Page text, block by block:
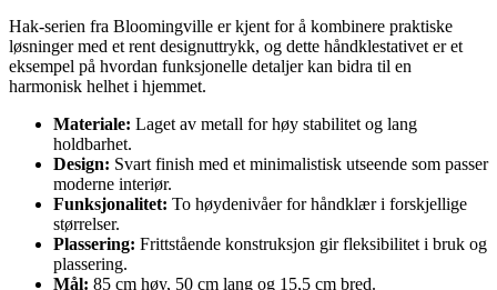
Hak-serien fra Bloomingville er kjent for å kombinere praktiske
løsninger med et rent designuttrykk, og dette håndklestativet er et
eksempel på hvordan funksjonelle detaljer kan bidra til en
harmonisk helhet i hjemmet.
Materiale: Laget av metall for høy stabilitet og lang
holdbarhet.
Design: Svart finish med et minimalistisk utseende som passer
moderne interiør.
Funksjonalitet: To høydenivåer for håndklær i forskjellige
størrelser.
Plassering: Frittstående konstruksjon gir fleksibilitet i bruk og
plassering.
Mål: 85 cm høy, 50 cm lang og 15,5 cm bred.